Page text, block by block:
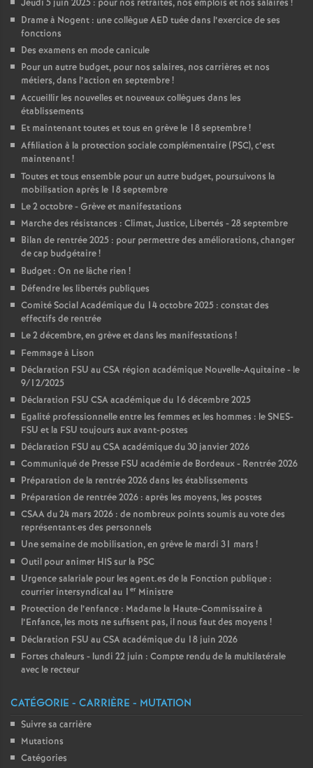
Jeudi 5 juin 2025 : pour nos retraites, nos emplois et nos salaires !
Drame à Nogent : une collègue AED tuée dans l’exercice de ses
fonctions
Des examens en mode canicule
Pour un autre budget, pour nos salaires, nos carrières et nos
métiers, dans l’action en septembre!
Accueillir les nouvelles et nouveaux collègues dans les
établissements
Et maintenant toutes et tous en grève le 18 septembre!
Affiliation à la protection sociale complémentaire (PSC), c’est
maintenant!
Toutes et tous ensemble pour un autre budget, poursuivons la
mobilisation après le 18 septembre
Le 2 octobre - Grève et manifestations
Marche des résistances : Climat, Justice, Libertés - 28 septembre
Bilan de rentrée 2025 : pour permettre des améliorations, changer
de cap budgétaire!
Budget : On ne lâche rien !
Défendre les libertés publiques
Comité Social Académique du 14 octobre 2025 : constat des
effectifs de rentrée
Le 2 décembre, en grève et dans les manifestations !
Femmage à Lison
Déclaration FSU au CSA région académique Nouvelle-Aquitaine - le
9/12/2025
Déclaration FSU CSA académique du 16 décembre 2025
Egalité professionnelle entre les femmes et les hommes : le SNES-
FSU et la FSU toujours aux avant-postes
Déclaration FSU au CSA académique du 30 janvier 2026
Communiqué de Presse FSU académie de Bordeaux - Rentrée 2026
Préparation de la rentrée 2026 dans les établissements
Préparation de rentrée 2026 : après les moyens, les postes
CSAA du 24 mars 2026 : de nombreux points soumis au vote des
représentant·es des personnels
Une semaine de mobilisation, en grève le mardi 31 mars !
Outil pour animer HIS sur la PSC
Urgence salariale pour les agent.es de la Fonction publique :
courrier intersyndical au 1 er Ministre
Protection de l’enfance : Madame la Haute-Commissaire à
l’Enfance, les mots ne suffisent pas, il nous faut des moyens !
Déclaration FSU au CSA académique du 18 juin 2026
Fortes chaleurs - lundi 22 juin : Compte rendu de la multilatérale
avec le recteur
CATÉGORIE - CARRIÈRE - MUTATION
Suivre sa carrière
Mutations
Catégories